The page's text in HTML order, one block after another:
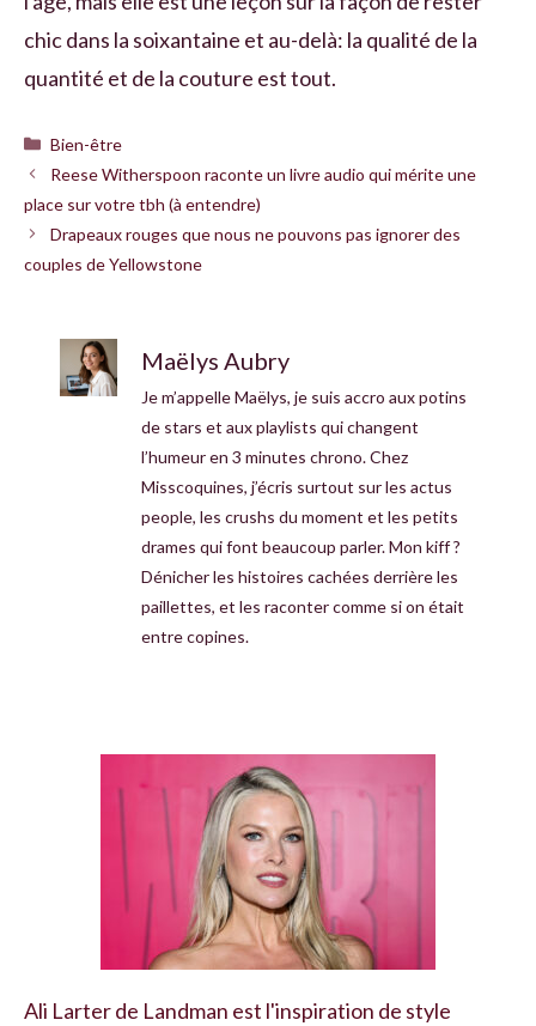
chic dans la soixantaine et au-delà: la qualité de la
quantité et de la couture est tout.
Catégories
Bien-être
Reese Witherspoon raconte un livre audio qui mérite une
place sur votre tbh (à entendre)
Drapeaux rouges que nous ne pouvons pas ignorer des
couples de Yellowstone
Maëlys Aubry
Je m’appelle Maëlys, je suis accro aux potins
de stars et aux playlists qui changent
l’humeur en 3 minutes chrono. Chez
Misscoquines, j’écris surtout sur les actus
people, les crushs du moment et les petits
drames qui font beaucoup parler. Mon kiff ?
Dénicher les histoires cachées derrière les
paillettes, et les raconter comme si on était
entre copines.
Ali Larter de Landman est l'inspiration de style